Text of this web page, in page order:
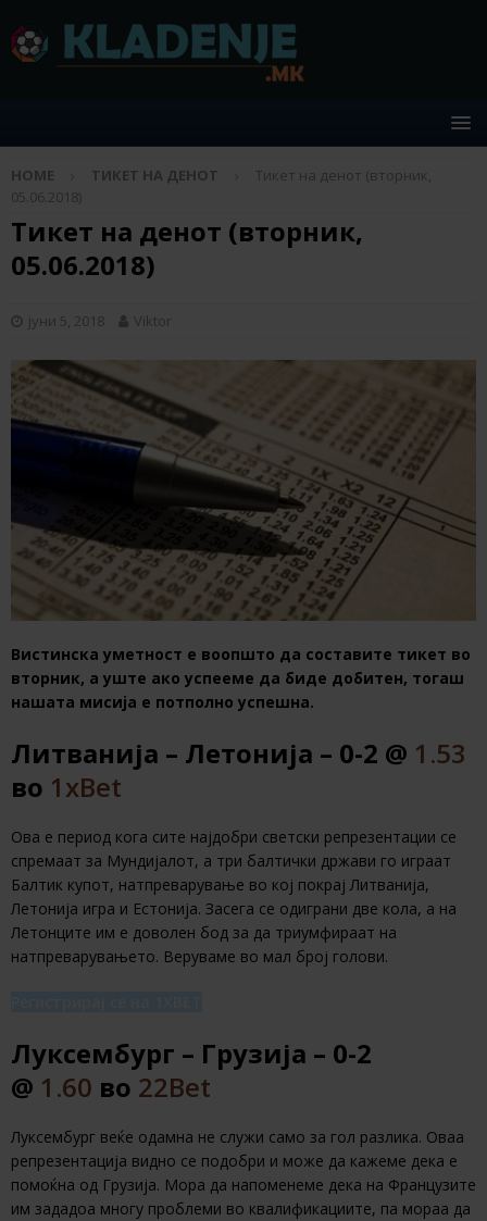
HOME ТИКЕТ НА ДЕНОТ
Тикет на денот (вторник,
05.06.2018)
Тикет на денот (вторник,
05.06.2018)
јуни 5, 2018 Viktor
Вистинска уметност е воопшто да составите тикет во
вторник, а уште ако успееме да биде добитен, тогаш
нашата мисија е потполно успешна.
Литванија – Летонија – 0-2 @ 1.53
во 1xBet
Ова е период кога сите најдобри светски репрезентации се
спремаат за Мундијалот, а три балтички држави го играат
Балтик купот, натпреварување во кој покрај Литванија,
Летонија игра и Естонија. Засега се одиграни две кола, а на
Летонците им е доволен бод за да триумфираат на
натпреварувањето. Веруваме во мал број голови.
Луксембург – Грузија – 0-2
@ 1.60 во 22Bet
Луксембург веќе одамна не служи само за гол разлика. Оваа
репрезентација видно се подобри и може да кажеме дека е
помоќна од Грузија. Мора да напоменеме дека на Французите
им зададоа многу проблеми во квалификациите, па мораа да